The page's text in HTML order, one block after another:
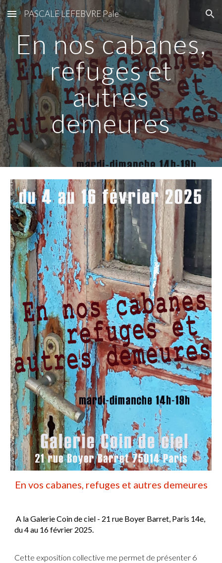
Skip to main content Skip to navigation
PASCALE LEFEBVRE Pale
En nos cabanes,
refuges et
autres
demeures
En vos cabanes, refuges et autres demeures
A la Galerie Coin de ciel - 21 rue Boyer Barret, Paris 14e,
du4 au 16 février 2025.
Cette exposition collective me permet de présenter 6